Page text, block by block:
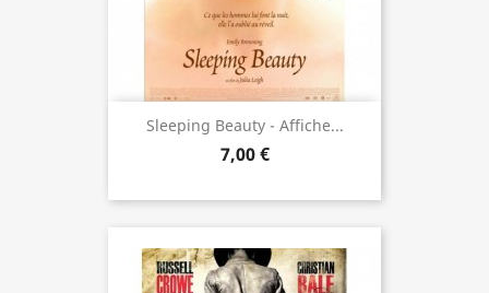
Sleeping Beauty - Affiche...
7,00 €